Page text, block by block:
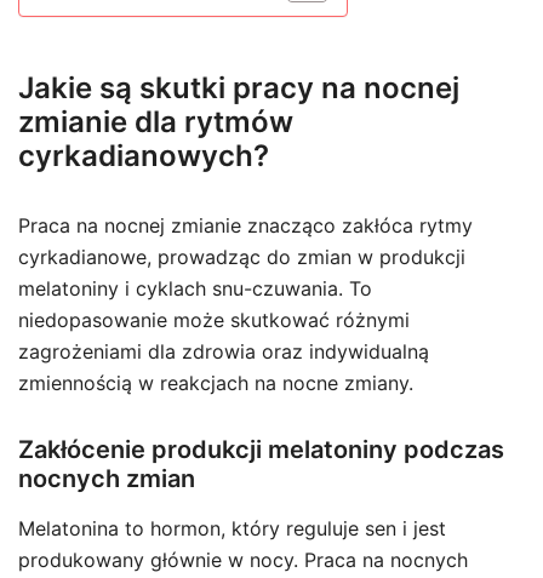
Jakie są skutki pracy na nocnej
zmianie dla rytmów
cyrkadianowych?
Praca na nocnej zmianie znacząco zakłóca rytmy
cyrkadianowe, prowadząc do zmian w produkcji
melatoniny i cyklach snu-czuwania. To
niedopasowanie może skutkować różnymi
zagrożeniami dla zdrowia oraz indywidualną
zmiennością w reakcjach na nocne zmiany.
Zakłócenie produkcji melatoniny podczas
nocnych zmian
Melatonina to hormon, który reguluje sen i jest
produkowany głównie w nocy. Praca na nocnych